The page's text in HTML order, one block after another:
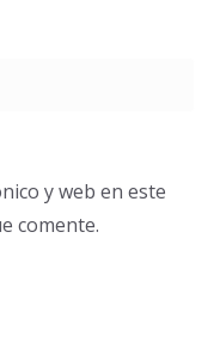
y web en este
comente.